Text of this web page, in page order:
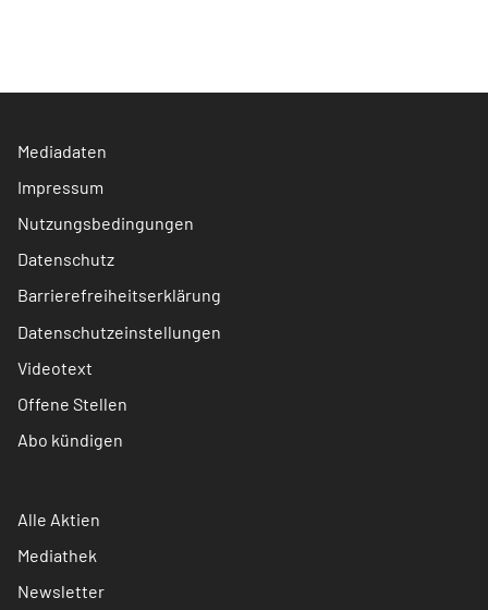
Mediadaten
Impressum
Nutzungsbedingungen
Datenschutz
Barrierefreiheitserklärung
Datenschutzeinstellungen
Videotext
Offene Stellen
Abo kündigen
Alle Aktien
Mediathek
Newsletter